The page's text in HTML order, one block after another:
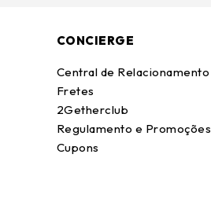
CONCIERGE
Central de Relacionamento
Fretes
2Getherclub
Regulamento e Promoções
Cupons